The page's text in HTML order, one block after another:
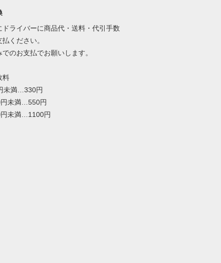
ドライバーに商品代・送料・代引手数
ください。
のお支払でお願いします。
料
未満…330円
未満…550円
未満…1100円